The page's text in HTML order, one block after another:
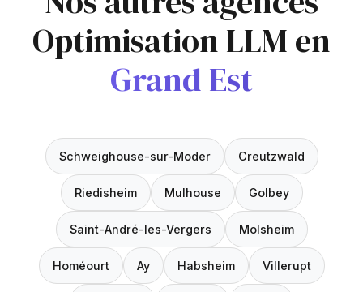
Optimisation LLM en
Grand Est
Schweighouse-sur-Moder Creutzwald
Riedisheim Mulhouse Golbey
Saint-André-les-Vergers Molsheim
Homéourt Ay Habsheim Villerupt